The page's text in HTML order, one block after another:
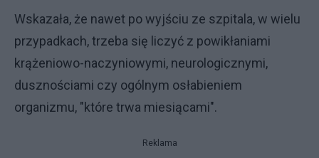
Wskazała, że nawet po wyjściu ze szpitala, w wielu
przypadkach, trzeba się liczyć z powikłaniami
krążeniowo-naczyniowymi, neurologicznymi,
dusznościami czy ogólnym osłabieniem
organizmu, "które trwa miesiącami".
Reklama